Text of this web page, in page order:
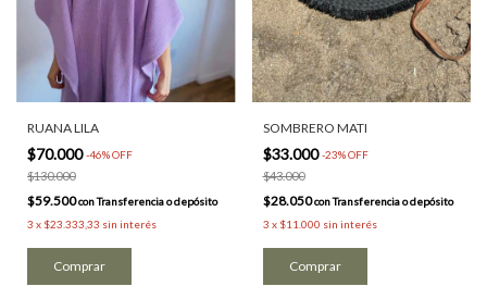
RUANA LILA
$70.000-46%OFF
$130.000
$59.500conTransferencia o depósito
3 x $23.333,33 sin interés
SOMBRERO MATI
$33.000-23%OFF
$43.000
$28.050conTransferencia o depósito
3 x $11.000 sin interés